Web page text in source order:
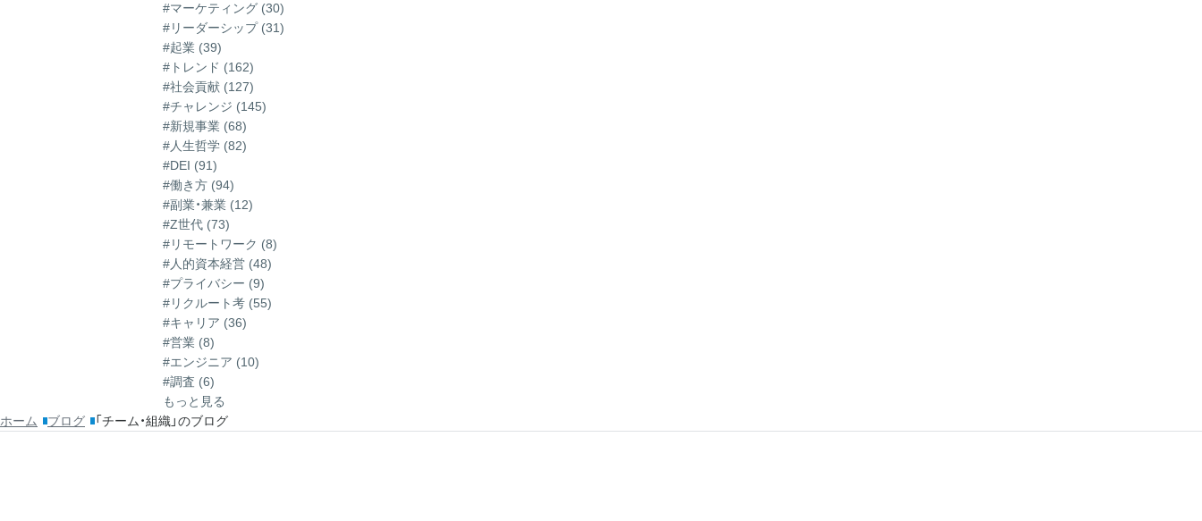
#マーケティング (30)
#リーダーシップ (31)
#起業 (39)
#トレンド (162)
#社会貢献 (127)
#チャレンジ (145)
#新規事業 (68)
#人生哲学 (82)
#DEI (91)
#働き方 (94)
#副業・兼業 (12)
#Z世代 (73)
#リモートワーク (8)
#人的資本経営 (48)
#プライバシー (9)
#リクルート考 (55)
#キャリア (36)
#営業 (8)
#エンジニア (10)
#調査 (6)
もっと見る
ホーム
ブログ 「チーム・組織」のブログ